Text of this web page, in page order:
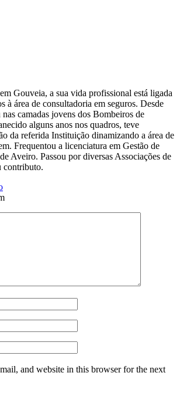
Gouveia, a sua vida profissional está ligada
à área de consultadoria em seguros. Desde
camadas jovens dos Bombeiros de
alguns anos nos quadros, teve
da referida Instituição dinamizando a área de
Frequentou a licenciatura em Gestão de
Aveiro. Passou por diversas Associações de
contributo.
and website in this browser for the next